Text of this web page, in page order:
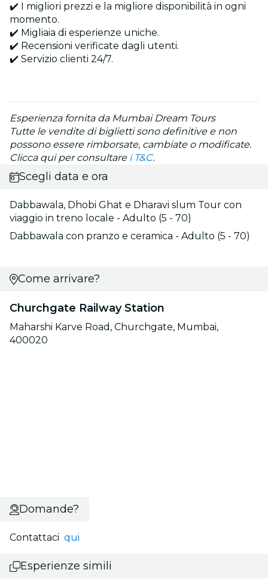
✔️ I migliori prezzi e la migliore disponibilità in ogni
momento.
✔️ Migliaia di esperienze uniche.
✔️ Recensioni verificate dagli utenti.
✔️ Servizio clienti 24/7.
Esperienza fornita da Mumbai Dream Tours
Tutte le vendite di biglietti sono definitive e non
possono essere rimborsate, cambiate o modificate.
Clicca qui per consultare i T&C.
Scegli data e ora
Dabbawala, Dhobi Ghat e Dharavi slum Tour con
viaggio in treno locale - Adulto (5 - 70)
Dabbawala con pranzo e ceramica - Adulto (5 - 70)
Come arrivare?
Churchgate Railway Station
Maharshi Karve Road, Churchgate, Mumbai,
400020
Domande?
Contattaci qui
Esperienze simili